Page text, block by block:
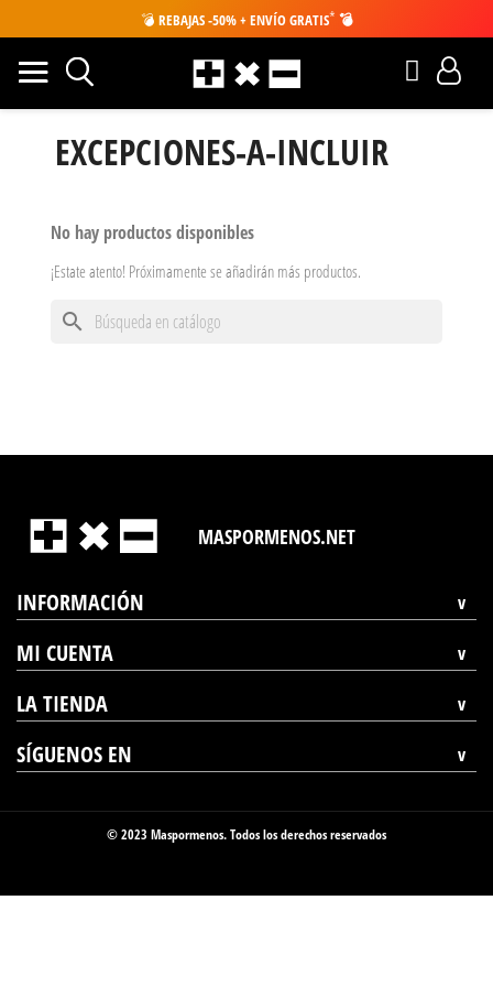
💣 REBAJAS -50% + ENVÍO GRATIS* 💣
EXCEPCIONES-A-INCLUIR
No hay productos disponibles
¡Estate atento! Próximamente se añadirán más productos.
search
MASPORMENOS.NET
INFORMACIÓN
MI CUENTA
LA TIENDA
SÍGUENOS EN
© 2023 Maspormenos. Todos los derechos reservados